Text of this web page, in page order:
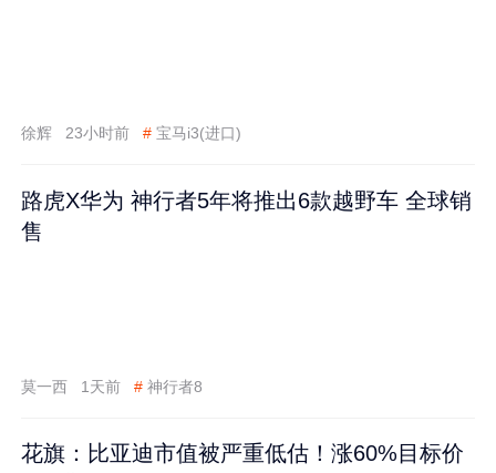
徐辉 23小时前 # 宝马i3(进口)
路虎X华为 神行者5年将推出6款越野车 全球销
售
莫一西 1天前 # 神行者8
花旗：比亚迪市值被严重低估！涨60%目标价